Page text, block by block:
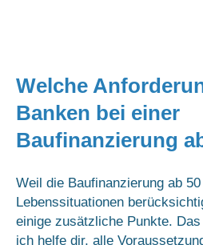
Welche
Banken bei einer
Baufinanzierung
Weil die Baufinanzierung ab
Lebenssituationen
einige zusätzliche Punkte.
ich helfe dir, alle